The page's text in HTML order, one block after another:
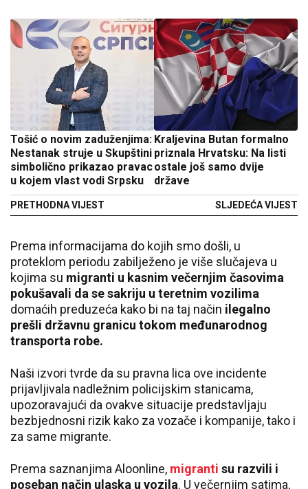
Tošić o novim zaduženjima:
Nestanak struje u Skupštini
simbolično prikazao pravac
u kojem vlast vodi Srpsku
PRETHODNA VIJEST
Kraljevina Butan formalno
priznala Hrvatsku: Na listi
ostale još samo dvije
države
SLJEDEĆA VIJEST
Prema informacijama do kojih smo došli, u
proteklom periodu zabilježeno je više slučajeva u
kojima su migranti u kasnim večernjim časovima
pokušavali da se sakriju u teretnim vozilima
domaćih preduzeća kako bi na taj način ilegalno
prešli državnu granicu tokom međunarodnog
transporta robe.
Naši izvori tvrde da su pravna lica ove incidente
prijavljivala nadležnim policijskim stanicama,
upozoravajući da ovakve situacije predstavljaju
bezbjednosni rizik kako za vozače i kompanije, tako i
za same migrante.
Prema saznanjima Aloonline, migranti su razvili i
poseban način ulaska u vozila. U večernjim satima,